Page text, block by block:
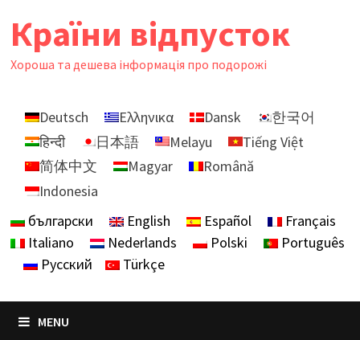
content
Країни відпусток
Хороша та дешева інформація про подорожі
Deutsch Ελληνικα Dansk
한국어
हिन्दी
日本語 Melayu
Tiếng Việt
简体中文
Magyar
Română
Indonesia
български
English Español
Français
Italiano
Nederlands Polski
Português
Русский
Türkçe
MENU